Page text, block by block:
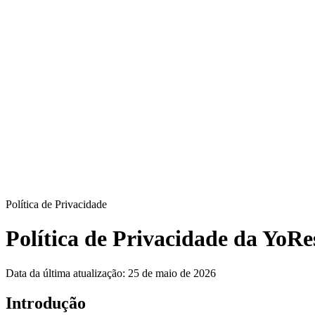
Política de Privacidade
Política de Privacidade da
Data da última atualização: 25 de maio de 2026
Introdução